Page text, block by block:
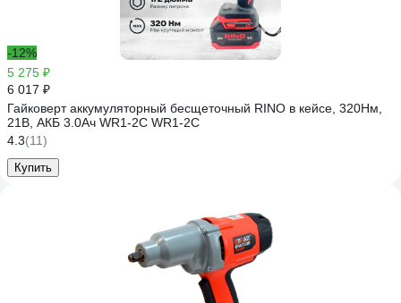
-12%
5 275 ₽
6 017 ₽
Гайковерт аккумуляторный бесщеточный RINO в кейсе, 320Нм,
21В, АКБ 3.0Ач WR1-2С WR1-2C
4.3(11)
Купить